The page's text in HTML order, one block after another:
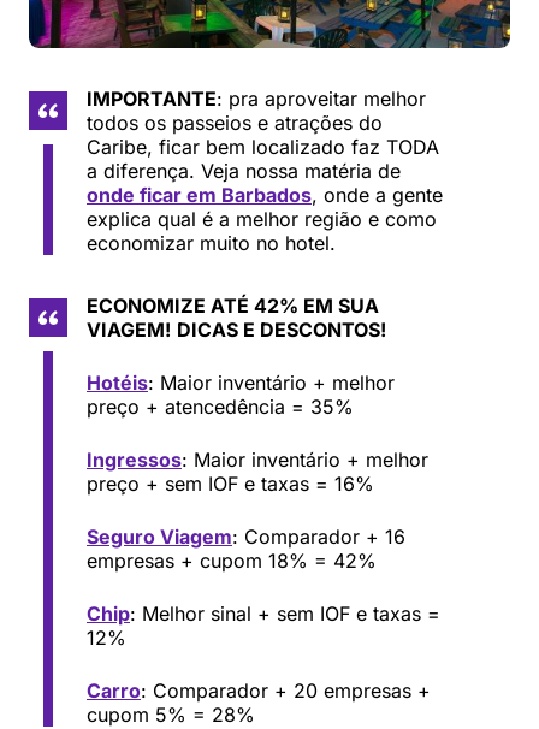
IMPORTANTE: pra aproveitar melhor
todos os passeios e atrações do
Caribe, ficar bem localizado faz TODA
a diferença. Veja nossa matéria de
onde ficar em Barbados, onde a gente
explica qual é a melhor região e como
economizar muito no hotel.
ECONOMIZE ATÉ 42% EM SUA
VIAGEM! DICAS E DESCONTOS!
Hotéis: Maior inventário + melhor
preço + atencedência = 35%
Ingressos: Maior inventário + melhor
preço + sem IOF e taxas = 16%
Seguro Viagem: Comparador + 16
empresas + cupom 18% = 42%
Chip: Melhor sinal + sem IOF e taxas =
12%
Carro: Comparador + 20 empresas +
cupom 5% = 28%